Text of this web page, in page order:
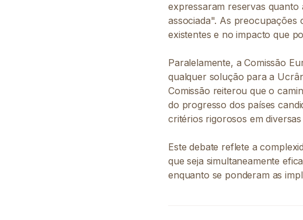
expressaram reservas quanto
associada". As preocupações
existentes e no impacto que
Paralelamente, a Comissão
qualquer solução para a
Comissão reiterou que o
do progresso dos países
critérios rigorosos em diversas
Este debate reflete a
que seja simultaneamente
enquanto se ponderam as